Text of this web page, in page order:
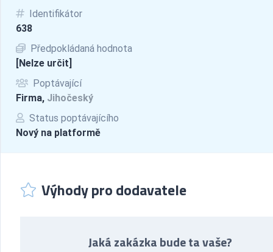
Identifikátor
638
Předpokládaná hodnota
[Nelze určit]
Poptávající
Firma, Jihočeský
Status poptávajícího
Nový na platformě
Výhody pro dodavatele
Jaká zakázka bude ta vaše?